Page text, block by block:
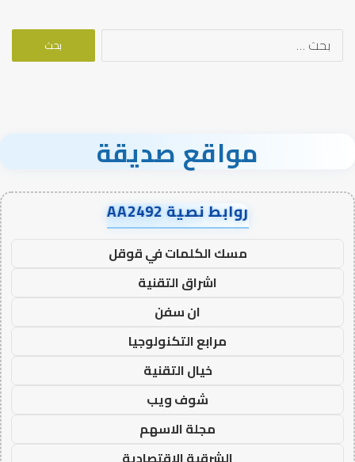
البحث
مواقع صديقة
روابط نصية AA2492
مسك الكلمات في قوقل
اشراق التقنية
ان سفن
مرابع التكنولوجيا
خيال التقنية
شوف ويب
مجلة الاسهم